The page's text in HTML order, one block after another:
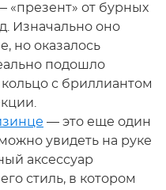
«презент» от бурных
Изначально оно
но оказалось
подошло
с бриллиантом
— это еще один
увидеть на руке
аксессуар
стиль, в котором